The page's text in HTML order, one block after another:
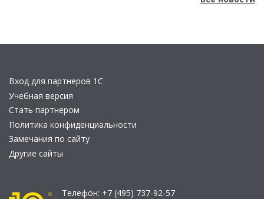
Вход для партнеров 1С
Учебная версия
Стать партнером
Политика конфиденциальности
Замечания по сайту
Другие сайты
Телефон: +7 (495) 737-92-57